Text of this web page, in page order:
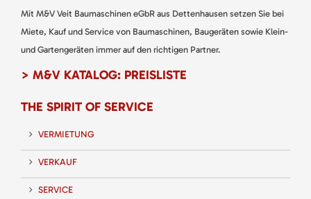
Mit M&V Veit Baumaschinen eGbR aus Dettenhausen setzen Sie bei
Miete, Kauf und Service von Baumaschinen, Baugeräten sowie Klein-
und Gartengeräten immer auf den richtigen Partner.
> M&V KATALOG: PREISLISTE
THE SPIRIT OF SERVICE
VERMIETUNG
VERKAUF
SERVICE